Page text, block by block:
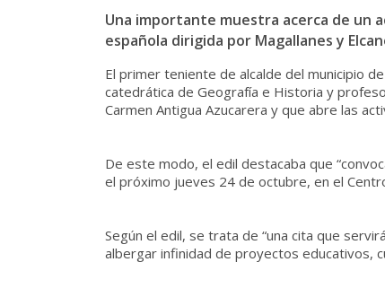
Una importante muestra acerca de un
española dirigida por Magallanes y
El primer teniente de alcalde del municipio
catedrática de Geografía e Historia y
Carmen Antigua Azucarera y que abre las
De este modo, el edil destacaba que
el próximo jueves 24 de octubre, en el
Según el edil, se trata de “una cita que
albergar infinidad de proyectos educativos,